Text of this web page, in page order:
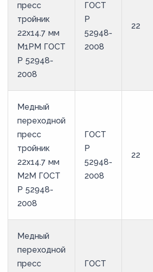
пресс
тройник
22х14.7 мм
М1РМ ГОСТ
Р 52948-
2008
ГОСТ
Р
52948-
2008
22
Медный
переходной
пресс
тройник
22х14.7 мм
М2М ГОСТ
Р 52948-
2008
ГОСТ
Р
52948-
2008
22
Медный
переходной
пресс
ГОСТ